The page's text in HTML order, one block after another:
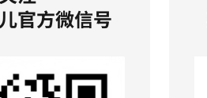
官方微信号